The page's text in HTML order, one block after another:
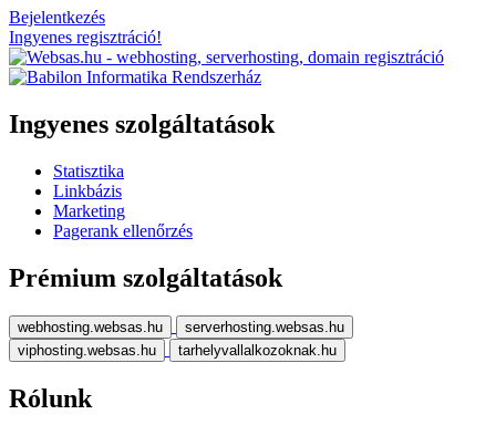
Bejelentkezés
Ingyenes regisztráció!
Ingyenes szolgáltatások
Statisztika
Linkbázis
Marketing
Pagerank ellenőrzés
Prémium szolgáltatások
webhosting.websas.hu
serverhosting.websas.hu
viphosting.websas.hu
tarhelyvallalkozoknak.hu
Rólunk